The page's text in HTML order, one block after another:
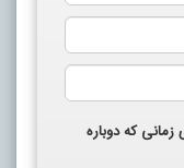
که دوباره